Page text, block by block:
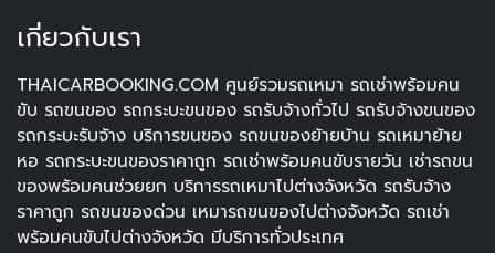
เกี่ยวกับเรา
THAICARBOOKING.COM ศูนย์รวมรถเหมา รถเช่าพร้อมคน
ขับ รถขนของ รถกระบะขนของ รถรับจ้างทั่วไป รถรับจ้างขนของ
รถกระบะรับจ้าง บริการขนของ รถขนของย้ายบ้าน รถเหมาย้าย
หอ รถกระบะขนของราคาถูก รถเช่าพร้อมคนขับรายวัน เช่ารถขน
ของพร้อมคนช่วยยก บริการรถเหมาไปต่างจังหวัด รถรับจ้าง
ราคาถูก รถขนของด่วน เหมารถขนของไปต่างจังหวัด รถเช่า
พร้อมคนขับไปต่างจังหวัด มีบริการทั่วประเทศ